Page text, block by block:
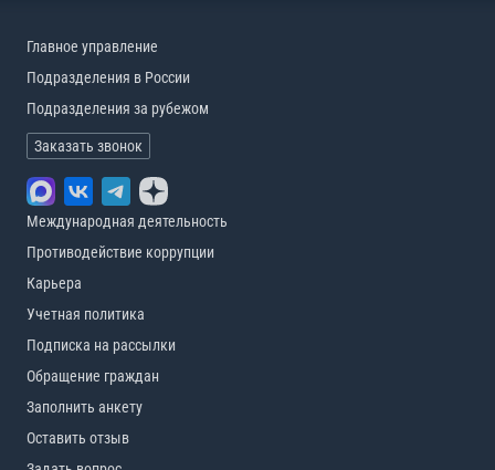
Главное управление
Подразделения в России
Подразделения за рубежом
Заказать звонок
Международная деятельность
Противодействие коррупции
Карьера
Учетная политика
Подписка на рассылки
Обращение граждан
Заполнить анкету
Оставить отзыв